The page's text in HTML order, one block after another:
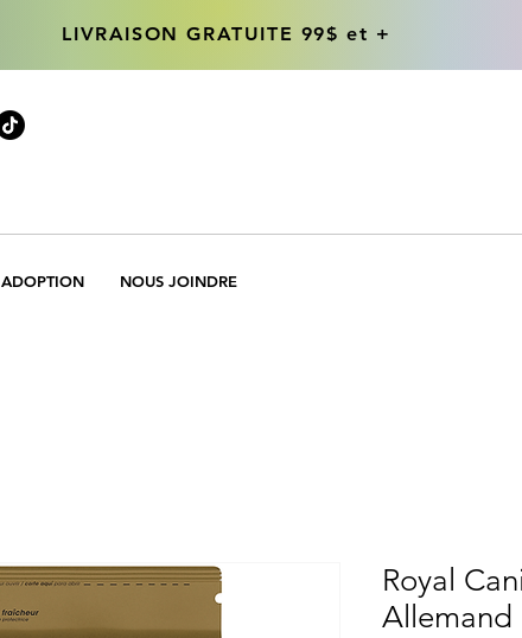
LIVRAISON GRATUITE 99$ et +
LIVRAISON GRATUITE 99$ et +
ADOPTION NOUS JOINDRE
Royal
Allemand